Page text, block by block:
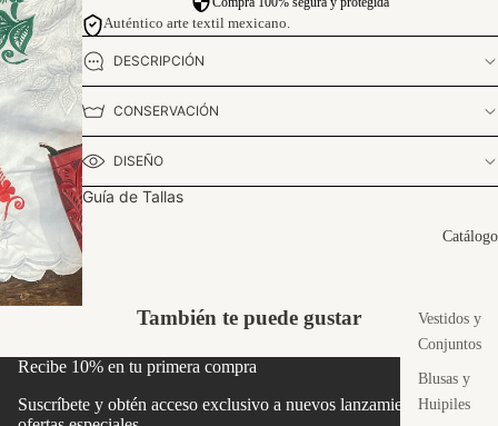
Catálogo
Vestidos y
Conjuntos
Blusas y
Huipiles
Auténtico arte textil mexicano.
DESCRIPCIÓN
CONSERVACIÓN
DISEÑO
Guía de Tallas
También te puede gustar
Recibe 10% en tu primera compra
Suscríbete y obtén acceso exclusivo a nuevos lanzamientos y